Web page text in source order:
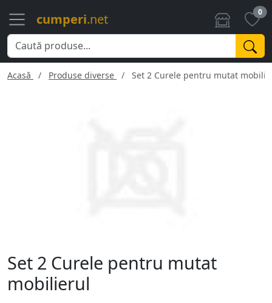
cumperi.net 0
Acasă Produse diverse Set 2 Curele pentru mutat
Set 2 Curele pentru mutat
mobilierul